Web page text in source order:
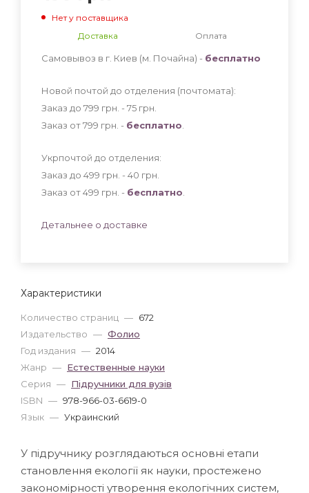
Характеристики
Количество страниц — 672
Издательство — Фолио
Год издания — 2014
Жанр — Естественные науки
Серия — Пiдручники для вузiв
ISBN — 978-966-03-6619-0
Язык — Украинский
Нет у поставщика
Доставка
Оплата
Самовывоз в г. Киев (м. Почайна) - бесплатно
Новой почтой до отделения (почтомата):
Заказ до 799 грн. - 75 грн
Заказ от 799 грн. - бесплатно
Укрпочтой до отделения:
Заказ до 499 грн. - 40 грн
Заказ от 499 грн. - бесплатно
Детальнее о доставке
У підручнику розглядаються основні етапи
становлення екології як науки, простежено
закономірності утворення екологічних систем,